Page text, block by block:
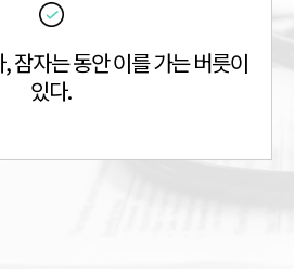
잠자는 동안 이를 가는 버릇이
있다.